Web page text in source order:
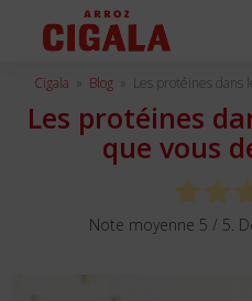
Cigala » Blog » Les protéines dans
Les protéines
que vous
Note moyenne 5 / 5.